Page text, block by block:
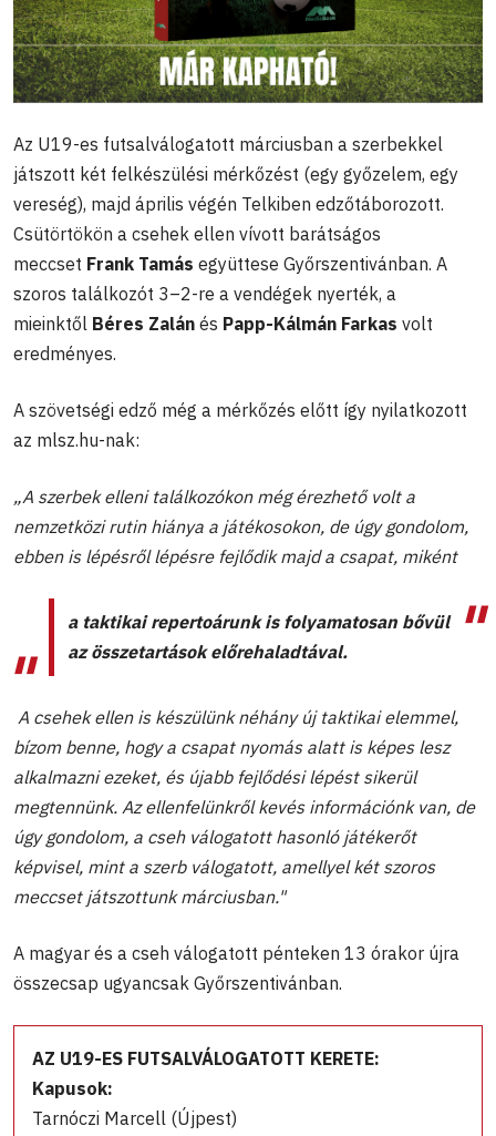
Az U19-es futsalválogatott márciusban a szerbekkel
játszott két felkészülési mérkőzést (egy győzelem, egy
vereség), majd április végén Telkiben edzőtáborozott.
Csütörtökön a csehek ellen vívott barátságos
meccset Frank Tamás együttese Győrszentivánban. A
szoros találkozót 3–2-re a vendégek nyerték, a
mieinktől Béres Zalán és Papp-Kálmán Farkas volt
eredményes.
A szövetségi edző még a mérkőzés előtt így nyilatkozott
az mlsz.hu-nak:
„A szerbek elleni találkozókon még érezhető volt a
nemzetközi rutin hiánya a játékosokon, de úgy gondolom,
ebben is lépésről lépésre fejlődik majd a csapat, miként
a taktikai repertoárunk is folyamatosan bővül
az összetartások előrehaladtával.
A csehek ellen is készülünk néhány új taktikai elemmel,
bízom benne, hogy a csapat nyomás alatt is képes lesz
alkalmazni ezeket, és újabb fejlődési lépést sikerül
megtennünk. Az ellenfelünkről kevés információnk van, de
úgy gondolom, a cseh válogatott hasonló játékerőt
képvisel, mint a szerb válogatott, amellyel két szoros
meccset játszottunk márciusban."
A magyar és a cseh válogatott pénteken 13 órakor újra
összecsap ugyancsak Győrszentivánban.
AZ U19-ES FUTSALVÁLOGATOTT KERETE:
Kapusok:
Tarnóczi Marcell (Újpest)